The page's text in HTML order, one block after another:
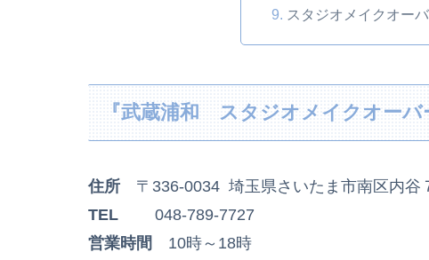
スタジオメイクオー
『武蔵浦和 スタジオメイクオーバ
住所 〒336-0034 埼玉県さいたま市南区内谷
TEL 048-789-7727
営業時間 10時～18時